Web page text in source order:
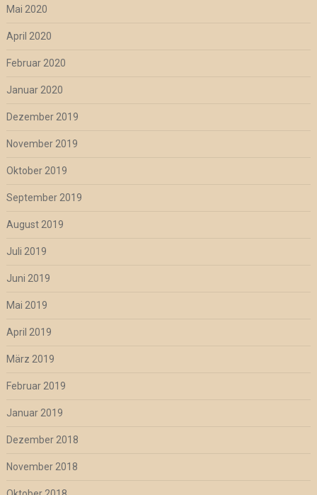
Mai 2020
April 2020
Februar 2020
Januar 2020
Dezember 2019
November 2019
Oktober 2019
September 2019
August 2019
Juli 2019
Juni 2019
Mai 2019
April 2019
März 2019
Februar 2019
Januar 2019
Dezember 2018
November 2018